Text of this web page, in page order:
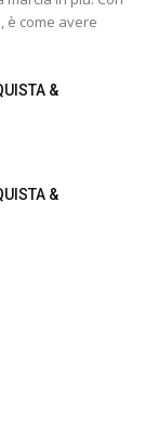
è come avere
&
&